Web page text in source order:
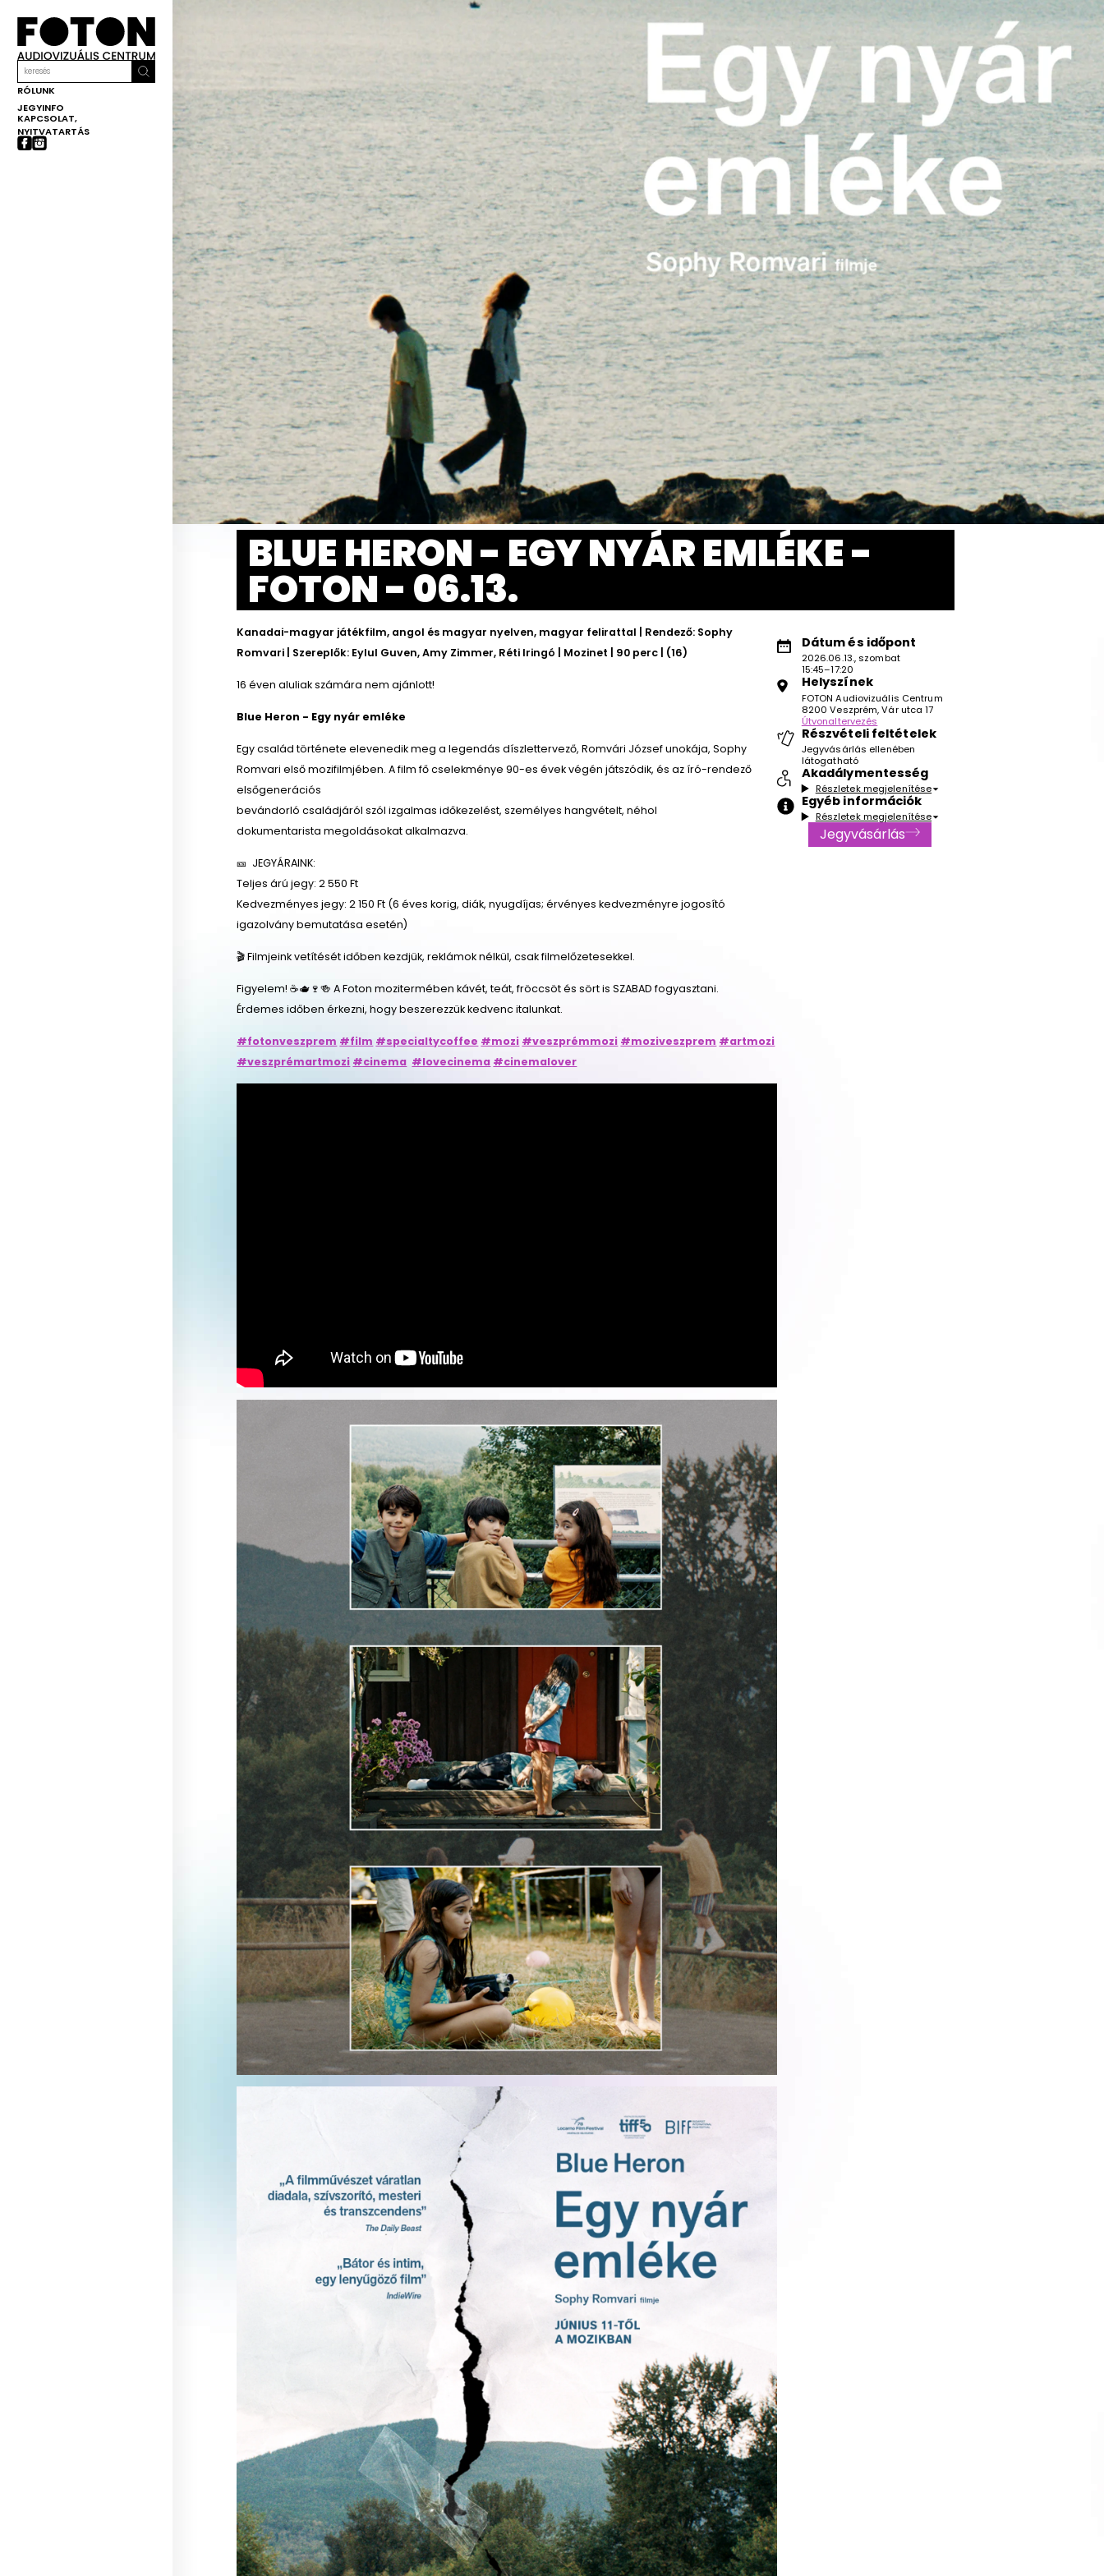
RÓLUNK
JEGYINFO
KAPCSOLAT,
NYITVATARTÁS
BLUE HERON - EGY NYÁR EMLÉKE -
FOTON - 06.13.
Kanadai-magyar játékfilm, angol és magyar nyelven, magyar felirattal | Rendező: Sophy
Romvari | Szereplők: Eylul Guven, Amy Zimmer, Réti Iringó | Mozinet | 90 perc | (16)
16 éven aluliak számára nem ajánlott!
Blue Heron - Egy nyár emléke
Egy család története elevenedik meg a legendás díszlettervező, Romvári József unokája, Sophy
Romvari első mozifilmjében. A film fő cselekménye 90-es évek végén játszódik, és az író-rendező
elsőgenerációs
bevándorló családjáról szól izgalmas időkezelést, személyes hangvételt, néhol
dokumentarista megoldásokat alkalmazva.
🎫 JEGYÁRAINK:
Teljes árú jegy: 2 550 Ft
Kedvezményes jegy: 2 150 Ft (6 éves korig, diák, nyugdíjas; érvényes kedvezményre jogosító
igazolvány bemutatása esetén)
🎬 Filmjeink vetítését időben kezdjük, reklámok nélkül, csak filmelőzetesekkel.
Figyelem! ☕🫖🍷🍻 A Foton mozitermében kávét, teát, fröccsöt és sört is SZABAD fogyasztani.
Érdemes időben érkezni, hogy beszerezzük kedvenc italunkat.
#fotonveszprem #film #specialtycoffee #mozi #veszprémmozi #moziveszprem #artmozi
#veszprémartmozi #cinema #lovecinema #cinemalover
Dátum és időpont
2026.06.13., szombat
15:45–17:20
Helyszínek
FOTON Audiovizuális Centrum
8200 Veszprém, Vár utca 17
Útvonaltervezés
Részvételi feltételek
Jegyvásárlás ellenében
látogatható
Akadálymentesség
Részletek megjelenítése
Egyéb információk
Részletek megjelenítése
Jegyvásárlás